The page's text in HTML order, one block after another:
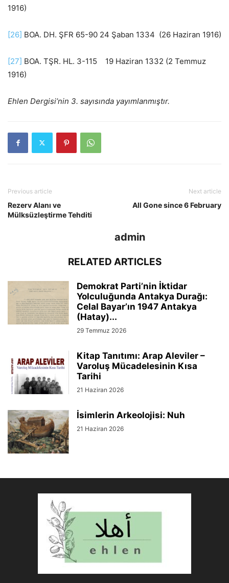
1916)
[26] BOA. DH. ŞFR 65-90 24 Şaban 1334 (26 Haziran 1916)
[27] BOA. TŞR. HL. 3-115 19 Haziran 1332 (2 Temmuz
1916)
Ehlen Dergisi’nin 3. sayısında yayımlanmıştır.
Previous article
Rezerv Alanı ve
Mülksüzleştirme Tehditi
Next article
All Gone since 6 February
admin
RELATED ARTICLES
Demokrat Parti’nin İktidar
Yolculuğunda Antakya Durağı:
Celal Bayar’ın 1947 Antakya
(Hatay)...
29 Temmuz 2026
Kitap Tanıtımı: Arap Aleviler –
Varoluş Mücadelesinin Kısa
Tarihi
21 Haziran 2026
İsimlerin Arkeolojisi: Nuh
21 Haziran 2026